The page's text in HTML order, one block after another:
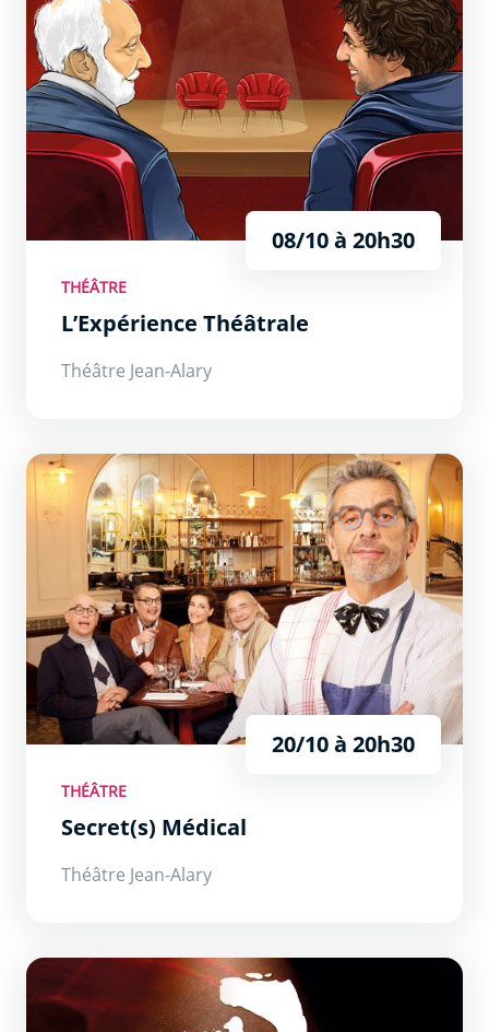
08/10 à 20h30
THÉÂTRE
L’Expérience Théâtrale
Théâtre Jean-Alary
Secret(s) Médical
20/10 à 20h30
THÉÂTRE
Secret(s) Médical
Théâtre Jean-Alary
Brel ! Le Spectacle